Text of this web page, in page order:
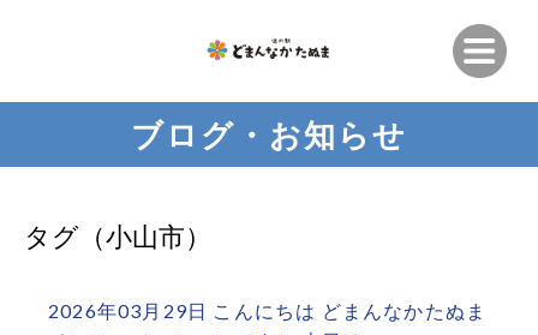
ブログ・お知らせ
タグ（小山市）
2026年03月29日 こんにちは どまんなかたぬま